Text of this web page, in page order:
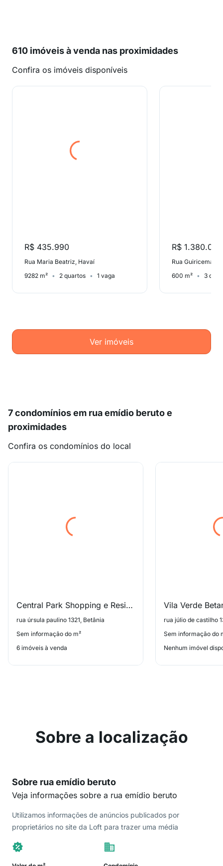
610 imóveis à venda nas proximidades
Confira os imóveis disponíveis
R$ 435.990
Rua Maria Beatriz, Havaí
9282 m²
2 quartos 1 vaga
R$ 1.380.000
Rua Guiricema,
600 m²
3
Ver imóveis
7 condomínios em rua emídio beruto e
proximidades
Confira os condomínios do local
Central Park Shopping e Residences
rua úrsula paulino 1321, Betânia
Sem informação do m²
6 imóveis à venda
Vila Verde
rua júlio de castilho
Sem informação do
Nenhum imóvel
Sobre a localização
Sobre rua emídio beruto
Veja informações sobre a rua emídio beruto
Utilizamos informações de anúncios publicados por
proprietários no site da Loft para trazer uma média